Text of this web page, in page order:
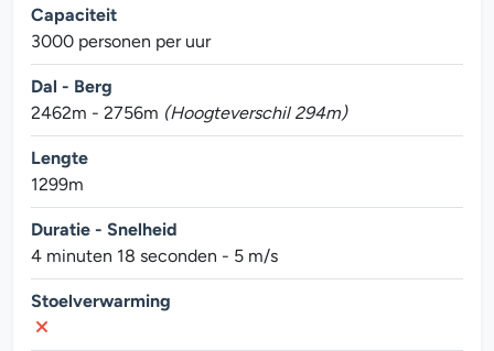
Capaciteit
3000 personen per uur
Dal - Berg
2462m - 2756m (Hoogteverschil 294m)
Lengte
1299m
Duratie - Snelheid
4 minuten 18 seconden - 5 m/s
Stoelverwarming